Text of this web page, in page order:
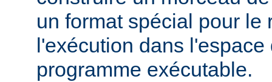
un format spécial pour le
l'exécution dans
programme exécutable.